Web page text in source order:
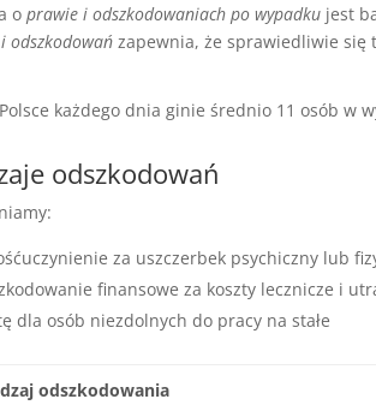
oprawie i odszkodowaniach po wypadku jest
odszkodowań zapewnia, że sprawiedliwie się
każdego dnia ginie średnio 11 osób w
odszkodowań
za uszczerbek psychiczny lub
finansowe za koszty lecznicze i
dla osób niezdolnych do pracy na stałe
odszkodowania